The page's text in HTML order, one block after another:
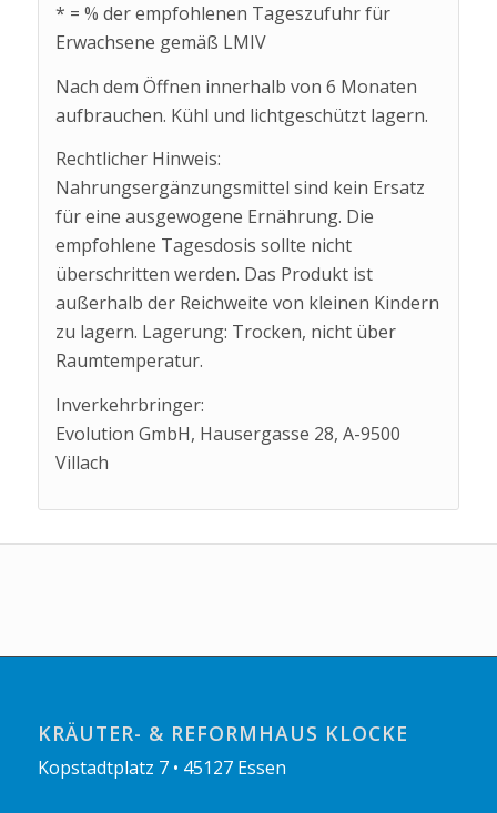
* = % der empfohlenen Tageszufuhr für
Erwachsene gemäß LMIV
Nach dem Öffnen innerhalb von 6 Monaten
aufbrauchen. Kühl und lichtgeschützt lagern.
Rechtlicher Hinweis:
Nahrungsergänzungsmittel sind kein Ersatz
für eine ausgewogene Ernährung. Die
empfohlene Tagesdosis sollte nicht
überschritten werden. Das Produkt ist
außerhalb der Reichweite von kleinen Kindern
zu lagern. Lagerung: Trocken, nicht über
Raumtemperatur.
Inverkehrbringer:
Evolution GmbH, Hausergasse 28, A-9500
Villach
KRÄUTER- & REFORMHAUS KLOCKE
Kopstadtplatz 7 • 45127 Essen